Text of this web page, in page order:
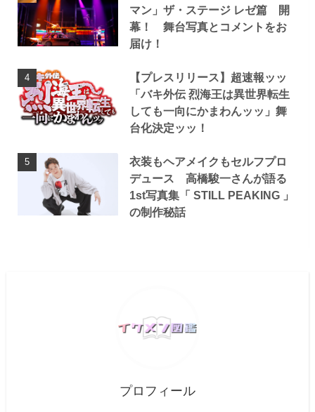
マン」ザ・ステージ レゼ篇 開
幕！ 舞台写真とコメントをお
届け！
【プレスリリース】超速報ッッ
「バキ外伝 烈海王は異世界転生
しても一向にかまわんッッ」舞
台化決定ッッ！
衣装もヘアメイクもセルフプロ
デュース 高橋駿一さんが語る
1st写真集「 STILL PEAKING 」
の制作秘話
プロフィール